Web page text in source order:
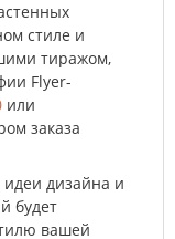
стиле и
тиражом,
Flyer-
или
заказа
дизайна и
будет
вашей